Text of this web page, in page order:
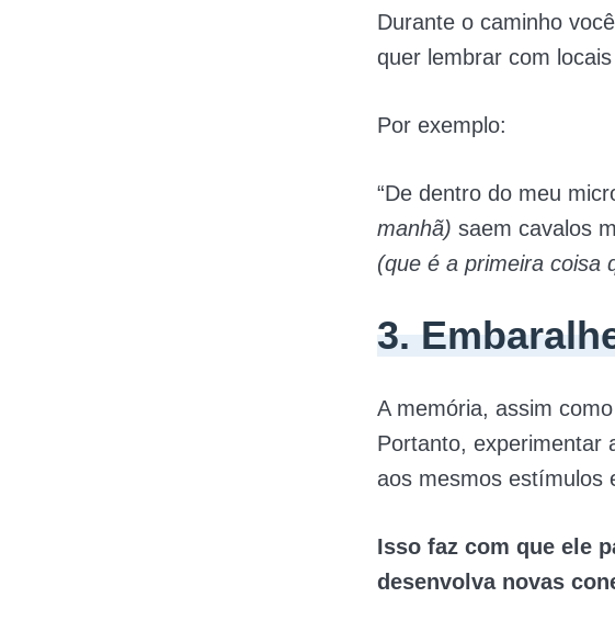
Durante o caminho
quer lembrar com
Por exemplo:
“De dentro do meu
manhã) saem cavalos
(que é a primeira coisa
3.
A memória, assim
Portanto, experimentar
aos mesmos estímulos
Isso faz com que ele
desenvolva novas